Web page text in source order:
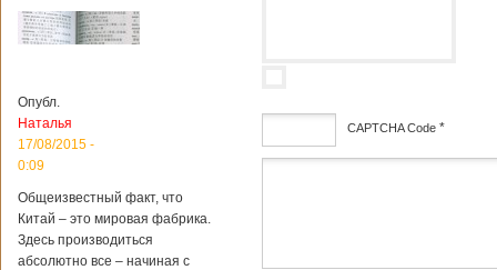
Опубл.
Наталья
17/08/2015 -
0:09
Общеизвестный факт, что
Китай – это мировая фабрика.
Здесь производиться
абсолютно все – начиная с
CAPTCHA Code *